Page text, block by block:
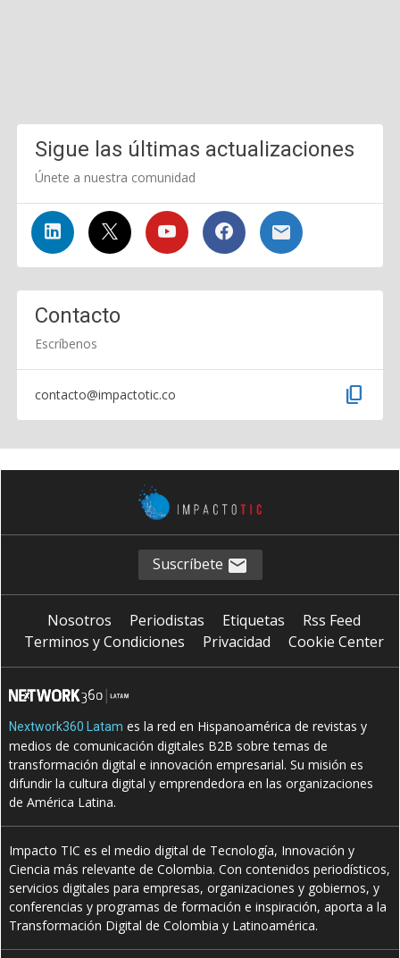
Sigue las últimas actualizaciones
Únete a nuestra comunidad
Contacto
Escríbenos
contacto@impactotic.co content_copy
Suscríbete
Nosotros Periodistas Etiquetas
Rss Feed
Terminos y Condiciones
Privacidad Cookie Center
Nextwork360 Latam es la red en Hispanoamérica de revistas y
medios de comunicación digitales B2B sobre temas de
transformación digital e innovación empresarial. Su misión es
difundir la cultura digital y emprendedora en las organizaciones
de América Latina.
Impacto TIC es el medio digital de Tecnología, Innovación y
Ciencia más relevante de Colombia. Con contenidos periodísticos,
servicios digitales para empresas, organizaciones y gobiernos, y
conferencias y programas de formación e inspiración, aporta a la
Transformación Digital de Colombia y Latinoamérica.